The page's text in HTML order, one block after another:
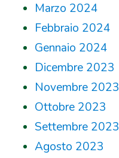
Marzo 2024
Febbraio 2024
Gennaio 2024
Dicembre 2023
Novembre 2023
Ottobre 2023
Settembre 2023
Agosto 2023